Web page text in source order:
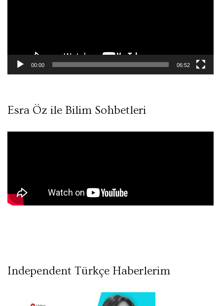
00:00 06:52
Esra Öz ile Bilim Sohbetleri
Independent Türkçe Haberlerim